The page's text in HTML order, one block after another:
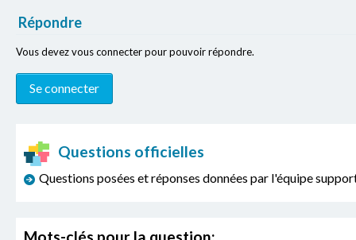
Répondre
Vous devez vous connecter pour pouvoir répondre.
Questions officielles
Questions posées et réponses données par l'équipe